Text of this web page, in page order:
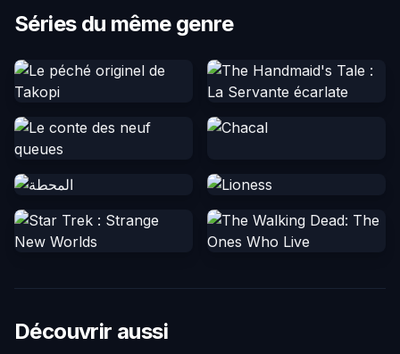
Séries du même genre
Découvrir aussi